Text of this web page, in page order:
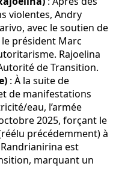
violentes, Andry
avec le soutien de
le président Marc
Rajoelina
de Transition.
: À la suite de
de manifestations
eau, l’armée
2025, forçant le
précédemment) à
est
marquant un